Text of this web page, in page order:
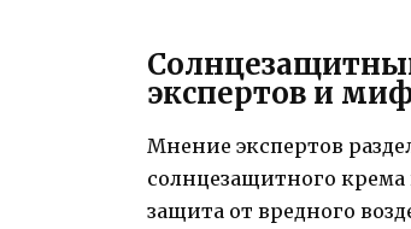
экспертов и
Мнение экспертов
солнцезащитного
защита от вредного